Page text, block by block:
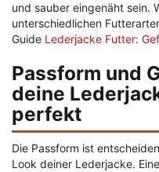
und sauber eingenäht sein.
unterschiedlichen
Guide Lederjacke Futter:
Passform und
deine
perfekt
Die Passform ist
Look deiner Lederjacke.